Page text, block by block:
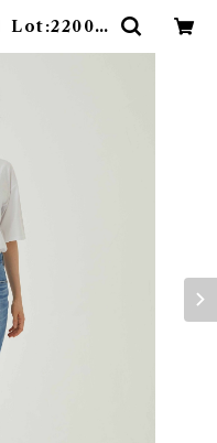
Lot:22006